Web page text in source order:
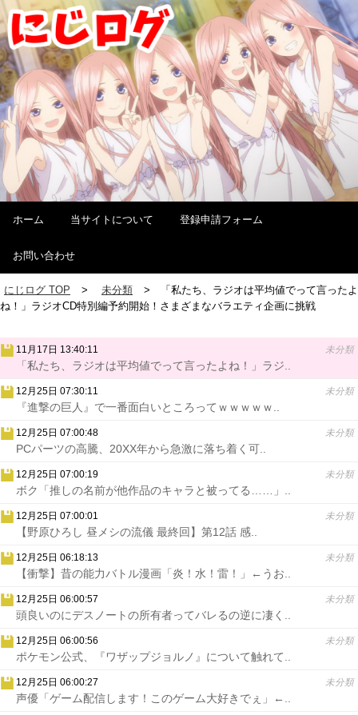
ホーム 当サイトについて 登録申請フォーム
お問い合わせ
にじログ TOP 未分類
「私たち、ラジオは平均値でって言ったよ
ね！」ラジオCD特別編予約開始！さまざまなバラエティ企画に挑戦
11月17日 13:40:11 未分類
「私たち、ラジオは平均値でって言ったよね！」ラジ..
12月25日 07:30:11 未分類
『進撃の巨人』で一番面白いところってｗｗｗｗｗ..
12月25日 07:00:48 未分類
PCパーツの高騰、20XX年から急激に落ち着く可..
12月25日 07:00:19 未分類
ボク「推しの名前が他作品のキャラと被ってる……」..
12月25日 07:00:01 未分類
【野原ひろし 昼メシの流儀 最終回】第12話 感..
12月25日 06:18:13 未分類
【衝撃】昔の能力バトル漫画「炎！水！雷！」←うお..
12月25日 06:00:57 未分類
頭良いのにデスノートの所有者ってバレるの逆に凄く..
12月25日 06:00:56 未分類
ポケモン公式、『ワザップジョルノ』について触れて..
12月25日 06:00:27 未分類
声優「ゲーム配信します！このゲーム大好きでぇ」←..